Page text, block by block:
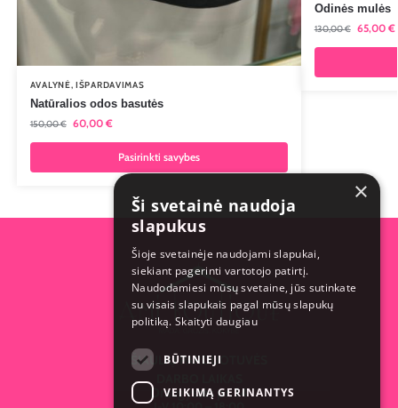
AVALYNĖ,IŠPARDAVIMAS
Natūralios odos basutės
150,00€ 60,00 €
Pasirinkti savybes
Odinės mulės
130,00€ 65,00 €
ŠIAULIŲ PARDUOTUVĖS
Draugystės pr. 14
×
Ši svetainė naudoja
slapukus
Šioje svetainėje naudojami slapukai,
siekiant pagerinti vartotojo patirtį.
Naudodamiesi mūsų svetaine, jūs sutinkate
su visais slapukais pagal mūsų slapukų
politiką. Skaityti daugiau
BŪTINIEJI
VEIKIMĄ GERINANTYS